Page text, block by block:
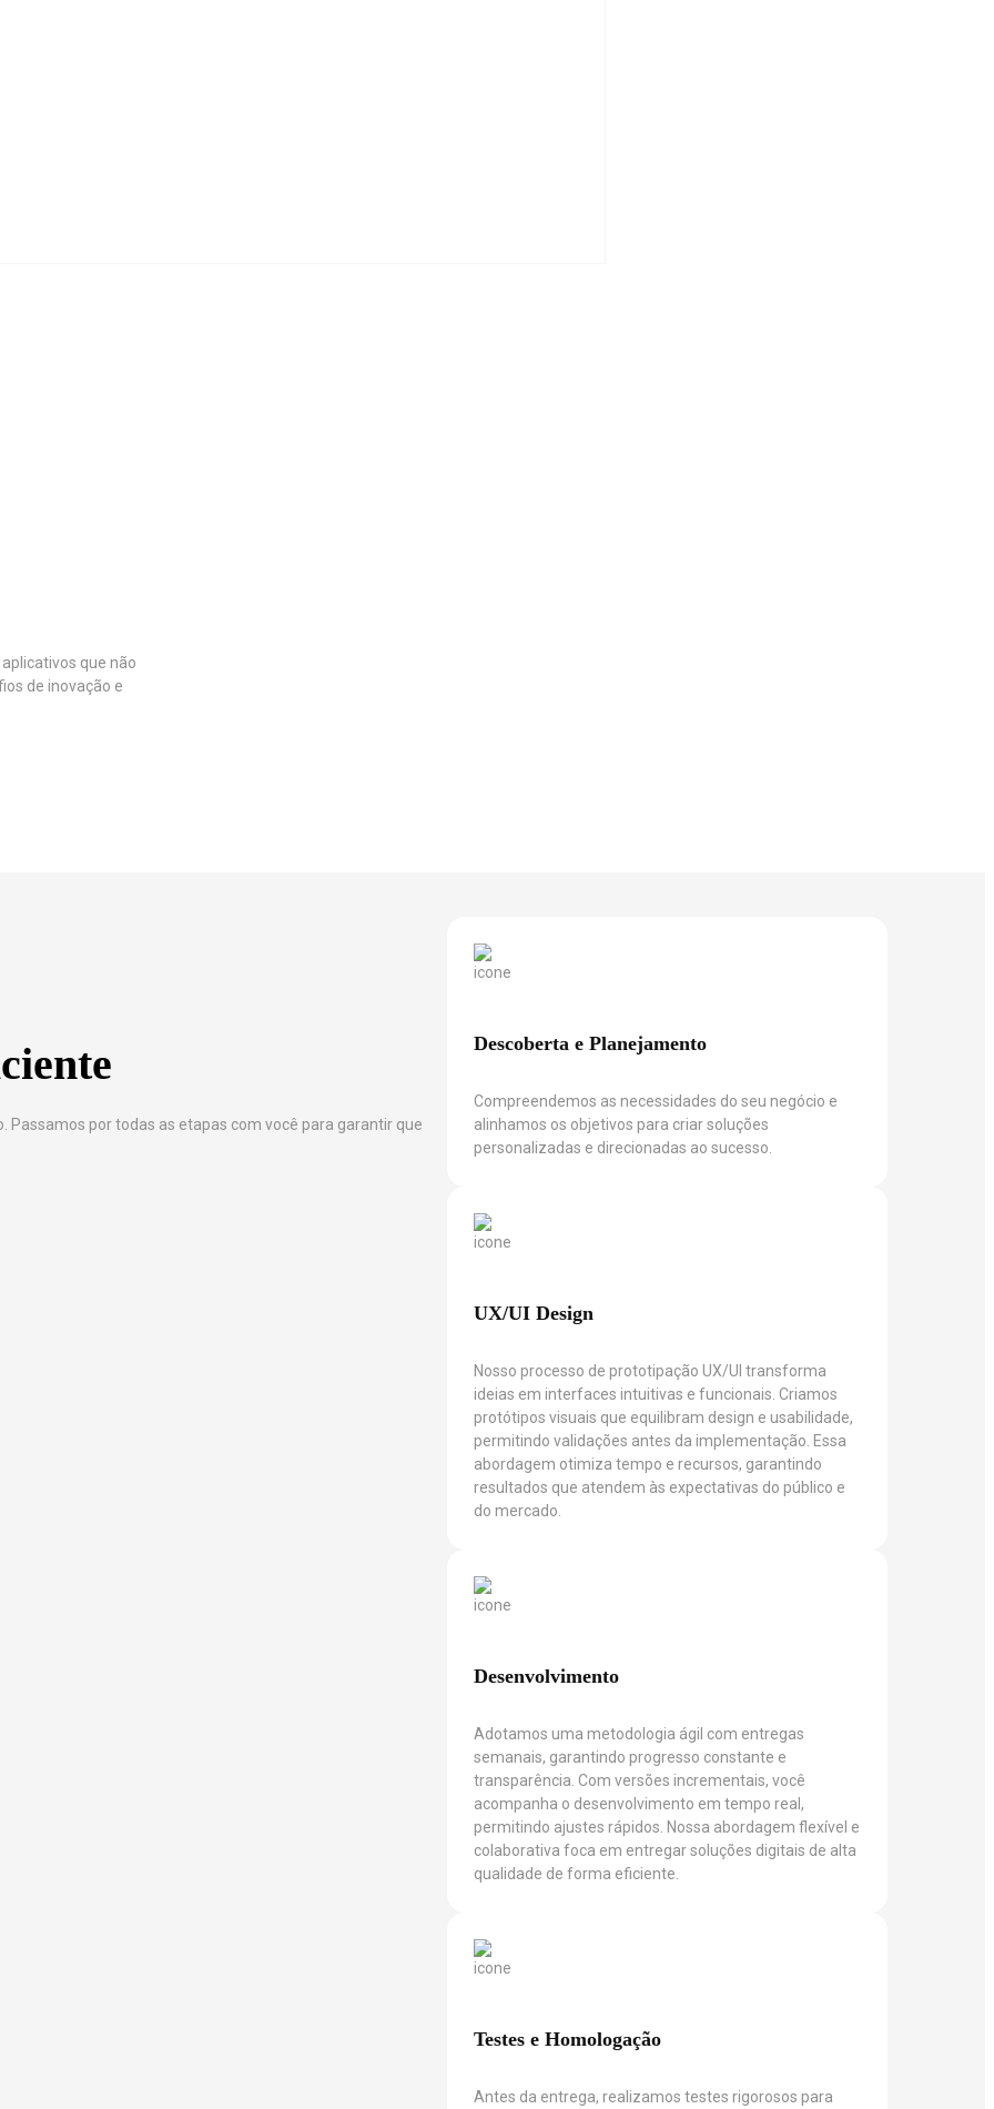
que não
de inovação e
por todas as etapas com você para garantir que
Descoberta e Planejamento
Compreendemos as necessidades do seu negócio e
alinhamos os objetivos para criar soluções
personalizadas e direcionadas ao sucesso.
UX/UI Design
Nosso processo de prototipação UX/UI transforma
ideias em interfaces intuitivas e funcionais. Criamos
protótipos visuais que equilibram design e usabilidade,
permitindo validações antes da implementação. Essa
abordagem otimiza tempo e recursos, garantindo
resultados que atendem às expectativas do público e
do mercado.
Desenvolvimento
Adotamos uma metodologia ágil com entregas
semanais, garantindo progresso constante e
transparência. Com versões incrementais, você
acompanha o desenvolvimento em tempo real,
permitindo ajustes rápidos. Nossa abordagem flexível e
colaborativa foca em entregar soluções digitais de alta
qualidade de forma eficiente.
Testes e Homologação
Antes da entrega, realizamos testes rigorosos para